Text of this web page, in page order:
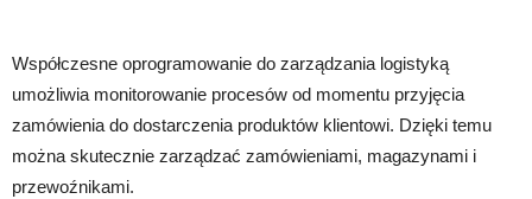
Współczesne oprogramowanie do zarządzania logistyką
umożliwia monitorowanie procesów od momentu przyjęcia
zamówienia do dostarczenia produktów klientowi. Dzięki temu
można skutecznie zarządzać zamówieniami, magazynami i
przewoźnikami.